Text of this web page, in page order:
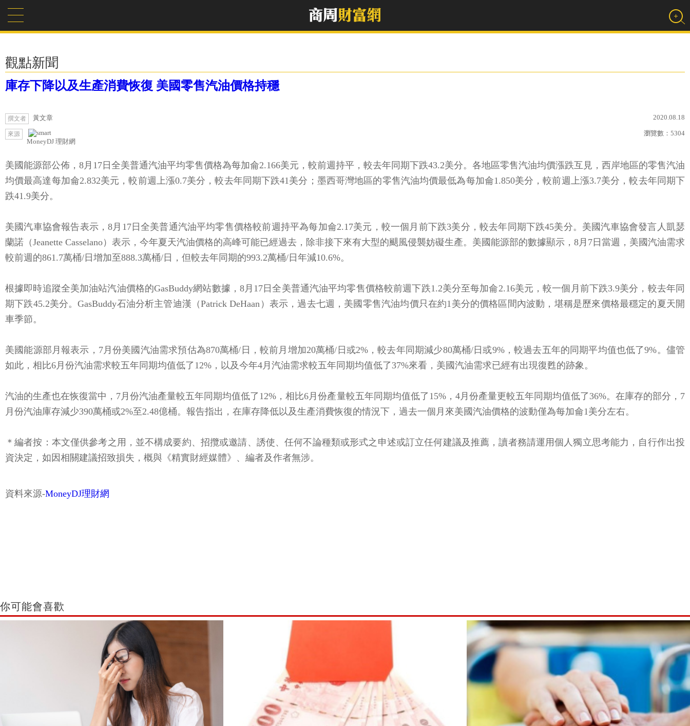
觀點新聞
庫存下降以及生產消費恢復 美國零售汽油價格持穩
撰文者 黃文章 2020.08.18
來源
MoneyDJ 理財網
瀏覽數： 5304
美國能源部公佈，8月17日全美普通汽油平均零售價格為每加侖2.166美元，較前週持平，較去年同期下跌43.2美分。各地區零售汽油均價漲跌互見，西岸地區的零售汽油
均價最高達每加侖2.832美元，較前週上漲0.7美分，較去年同期下跌41美分；墨西哥灣地區的零售汽油均價最低為每加侖1.850美分，較前週上漲3.7美分，較去年同期下
跌41.9美分。
美國汽車協會報告表示，8月17日全美普通汽油平均零售價格較前週持平為每加侖2.17美元，較一個月前下跌3美分，較去年同期下跌45美分。美國汽車協會發言人凱瑟
蘭諾（Jeanette Casselano）表示，今年夏天汽油價格的高峰可能已經過去，除非接下來有大型的颶風侵襲妨礙生產。美國能源部的數據顯示，8月7日當週，美國汽油需求
較前週的861.7萬桶/日增加至888.3萬桶/日，但較去年同期的993.2萬桶/日年減10.6%。
根據即時追蹤全美加油站汽油價格的GasBuddy網站數據，8月17日全美普通汽油平均零售價格較前週下跌1.2美分至每加侖2.16美元，較一個月前下跌3.9美分，較去年同
期下跌45.2美分。GasBuddy石油分析主管迪漢（Patrick DeHaan）表示，過去七週，美國零售汽油均價只在約1美分的價格區間內波動，堪稱是歷來價格最穩定的夏天開
車季節。
美國能源部月報表示，7月份美國汽油需求預估為870萬桶/日，較前月增加20萬桶/日或2%，較去年同期減少80萬桶/日或9%，較過去五年的同期平均值也低了9%。儘管
如此，相比6月份汽油需求較五年同期均值低了12%，以及今年4月汽油需求較五年同期均值低了37%來看，美國汽油需求已經有出現復甦的跡象。
汽油的生產也在恢復當中，7月份汽油產量較五年同期均值低了12%，相比6月份產量較五年同期均值低了15%，4月份產量更較五年同期均值低了36%。在庫存的部分，7
月份汽油庫存減少390萬桶或2%至2.48億桶。報告指出，在庫存降低以及生產消費恢復的情況下，過去一個月來美國汽油價格的波動僅為每加侖1美分左右。
＊編者按：本文僅供參考之用，並不構成要約、招攬或邀請、誘使、任何不論種類或形式之申述或訂立任何建議及推薦，讀者務請運用個人獨立思考能力，自行作出投
資決定，如因相關建議招致損失，概與《精實財經媒體》、編者及作者無涉。
資料來源-MoneyDJ理財網
你可能會喜歡